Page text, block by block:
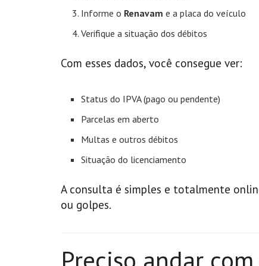
Informe o Renavam e a placa do veículo
Verifique a situação dos débitos
Com esses dados, você consegue ver:
Status do IPVA (pago ou pendente)
Parcelas em aberto
Multas e outros débitos
Situação do licenciamento
A consulta é simples e totalmente
ou golpes.
Preciso andar